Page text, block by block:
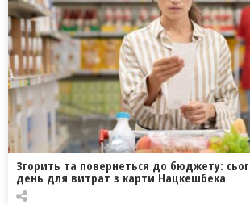
Згорить та повернеться до бюджету:
день для витрат з карти Нацкешбека